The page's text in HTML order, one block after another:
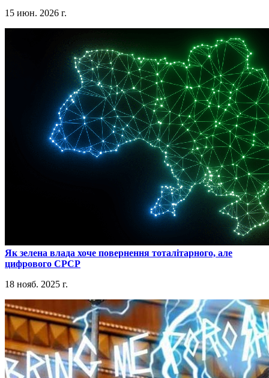
15 июн. 2026 г.
​Як зелена влада хоче повернення тоталітарного, але
цифрового СРСР
18 нояб. 2025 г.